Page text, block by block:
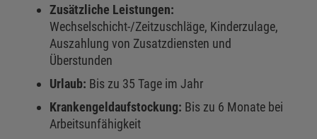
Zusätzliche Leistungen:
Wechselschicht-/Zeitzuschläge, Kinderzulage,
Auszahlung von Zusatzdiensten und
Überstunden
Urlaub: Bis zu 35 Tage im Jahr
Krankengeldaufstockung: Bis zu 6 Monate bei
Arbeitsunfähigkeit